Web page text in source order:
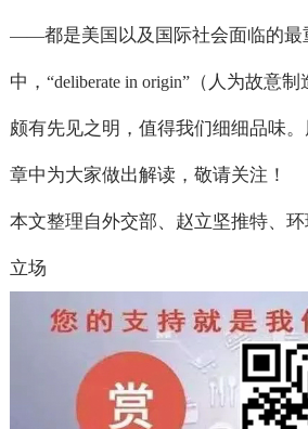
——都是美国以及国际社会面临的
中， “deliberate in origin”（人为故意制
颇有先见之明，值得我们细细品味
章中为大家做出解读，敬请关注！
本文整理自外交部、赵立坚推特、
立场